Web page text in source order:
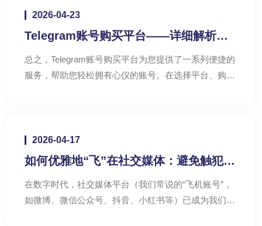
2026-04-23
Telegram账号购买平台——详细解析账
总之，Telegram账号购买平台为您提供了一系列便捷的
服务，帮助您轻松拥有心仪的账号。在选择平台、购买
2026-04-17
​如何优雅地“飞”在社交媒体：避免触犯账
​在数字时代，社交媒体平台（我们常说的“飞机账号”，
如微博、微信公众号、抖音、小红书等）已成为我们分